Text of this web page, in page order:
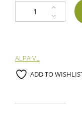
2K Spraydose
ALPA VL
ADD TO